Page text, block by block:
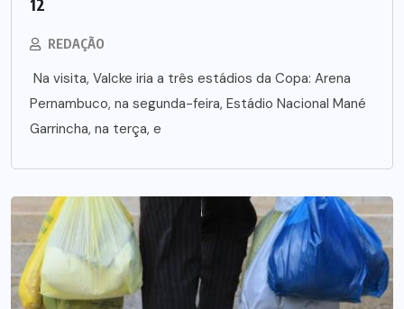
12
REDAÇÃO
Na visita, Valcke iria a três estádios da Copa: Arena
Pernambuco, na segunda-feira, Estádio Nacional Mané
Garrincha, na terça, e